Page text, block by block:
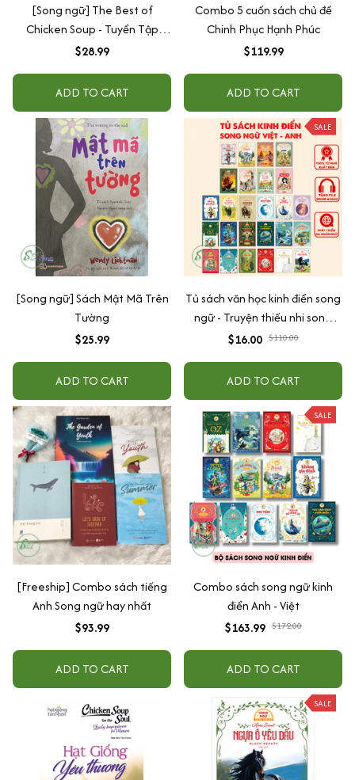
[Song ngữ] The Best of
Chicken Soup - Tuyển Tập
Những Câu Chuyện Hay Nhất
$28.99
ADD TO CART
Combo 5 cuốn sách chủ đề
Chinh Phục Hạnh Phúc
$119.99
ADD TO CART
[Song ngữ] Sách Mật Mã Trên
Tường
$25.99
ADD TO CART
SALE
Tủ sách văn học kinh điển song
ngữ - Truyện thiếu nhi song
ngữ, tặng audio & note từ
$16.00 $110.00
ADD TO CART
[Freeship] Combo sách tiếng
Anh Song ngữ hay nhất
$93.99
ADD TO CART
SALE
Combo sách song ngữ kinh
điển Anh - Việt
$163.99 $172.00
ADD TO CART
SALE